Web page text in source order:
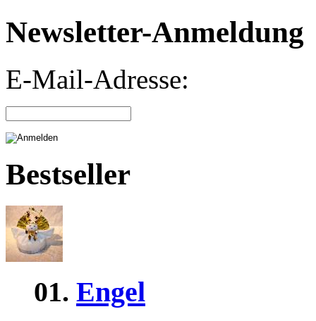
Newsletter-Anmeldung
E-Mail-Adresse:
Bestseller
01. Engel